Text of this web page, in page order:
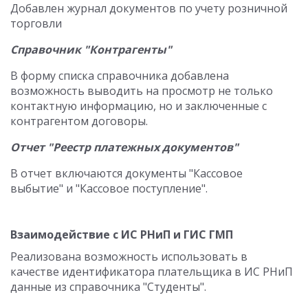
Добавлен журнал документов по учету розничной
торговли
Справочник "Контрагенты"
В форму списка справочника добавлена
возможность выводить на просмотр не только
контактную информацию, но и заключенные с
контрагентом договоры.
Отчет "Реестр платежных документов"
В отчет включаются документы "Кассовое
выбытие" и "Кассовое поступление".
Взаимодействие с ИС РНиП и ГИС ГМП
Реализована возможность использовать в
качестве идентификатора плательщика в ИС РНиП
данные из справочника "Студенты".